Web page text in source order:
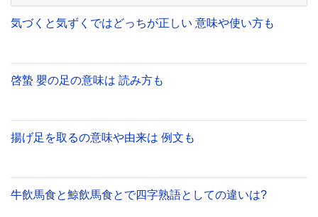
気づくと気ずくではどっちが正しい 意味や使い方も
啓蟄 嬰の足の意味は 読み方も
揚げ足を取るの意味や由来は 例文も
牛飲馬食と鯨飲馬食とで四字熟語としての違いは?